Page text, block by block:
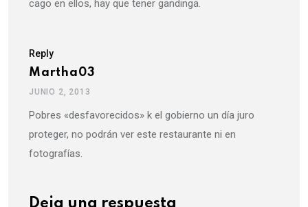
cago en ellos, hay que tener gandinga.
Reply
Martha03
JUNIO 2, 2013
Pobres «desfavorecidos» k el gobierno un día juro
proteger, no podrán ver este restaurante ni en
fotografías.
Deja una respuesta